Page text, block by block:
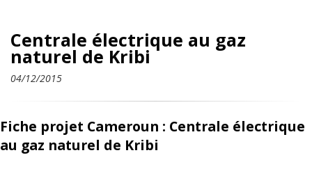
Centrale électrique au gaz
naturel de Kribi
04/12/2015
Fiche projet Cameroun : Centrale électrique
au gaz naturel de Kribi